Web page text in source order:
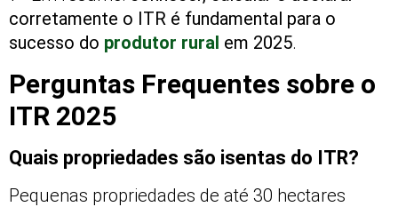
corretamente o ITR é fundamental para o
sucesso do produtor rural em 2025.
Perguntas Frequentes sobre o
ITR 2025
Quais propriedades são isentas do ITR?
Pequenas propriedades de até 30 hectares